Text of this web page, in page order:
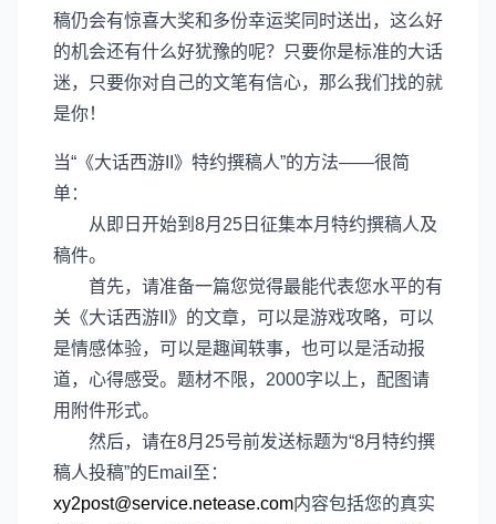
稿仍会有惊喜大奖和多份幸运奖同时送出，这么好
的机会还有什么好犹豫的呢？只要你是标准的大话
迷，只要你对自己的文笔有信心，那么我们找的就
是你！
当“《大话西游II》特约撰稿人”的方法——很简
单：
从即日开始到8月25日征集本月特约撰稿人及
稿件。
首先，请准备一篇您觉得最能代表您水平的有
关《大话西游II》的文章，可以是游戏攻略，可以
是情感体验，可以是趣闻轶事，也可以是活动报
道，心得感受。题材不限，2000字以上，配图请
用附件形式。
然后，请在8月25号前发送标题为“8月特约撰
稿人投稿”的Email至：
xy2post@service.netease.com内容包括您的真实